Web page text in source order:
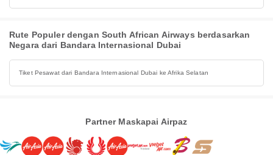
Rute Populer dengan South African Airways berdasarkan
Negara dari Bandara Internasional Dubai
Tiket Pesawat dari Bandara Internasional Dubai ke Afrika Selatan
Partner Maskapai Airpaz